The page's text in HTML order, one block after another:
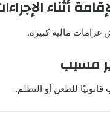
مالية كبيرة.
قانونيًا للطعن أو التظلم.